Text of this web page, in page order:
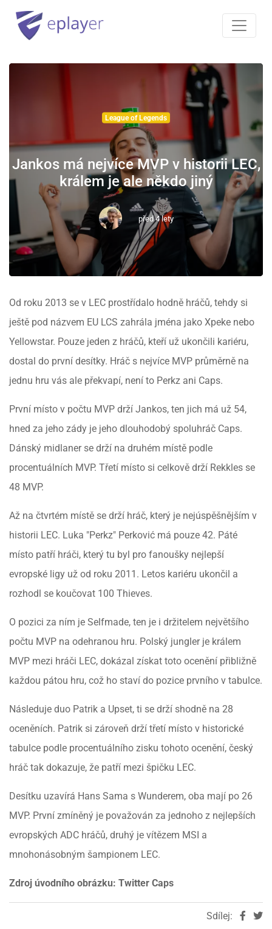
League of Legends
Jankos má nejvíce MVP v historii LEC,
králem je ale někdo jiný
před 4 lety
Od roku 2013 se v LEC prostřídalo hodně hráčů, tehdy si
ještě pod názvem EU LCS zahrála jména jako Xpeke nebo
Yellowstar. Pouze jeden z hráčů, kteří už ukončili kariéru,
dostal do první desítky. Hráč s nejvíce MVP průměrně na
jednu hru vás ale překvapí, není to Perkz ani Caps.
První místo v počtu MVP drží Jankos, ten jich má už 54,
hned za jeho zády je jeho dlouhodobý spoluhráč Caps.
Dánský midlaner se drží na druhém místě podle
procentuálních MVP. Třetí místo si celkově drží Rekkles se
48 MVP.
Až na čtvrtém místě se drží hráč, který je nejúspěšnějším v
historii LEC. Luka "Perkz" Perković má pouze 42. Páté
místo patří hráči, který tu byl pro fanoušky nejlepší
evropské ligy už od roku 2011. Letos kariéru ukončil a
rozhodl se koučovat 100 Thieves.
O pozici za ním je Selfmade, ten je i držitelem největšího
počtu MVP na odehranou hru. Polský jungler je králem
MVP mezi hráči LEC, dokázal získat toto ocenění přibližně
každou pátou hru, což ho staví do pozice prvního v tabulce.
Následuje duo Patrik a Upset, ti se drží shodně na 28
oceněních. Patrik si zároveň drží třetí místo v historické
tabulce podle procentuálního zisku tohoto ocenění, český
hráč tak dokazuje, že patří mezi špičku LEC.
Desítku uzavírá Hans Sama s Wunderem, oba mají po 26
MVP. První zmíněný je považován za jednoho z nejlepších
evropských ADC hráčů, druhý je vítězem MSI a
mnohonásobným šampionem LEC.
Zdroj úvodního obrázku: Twitter Caps
Sdílej: